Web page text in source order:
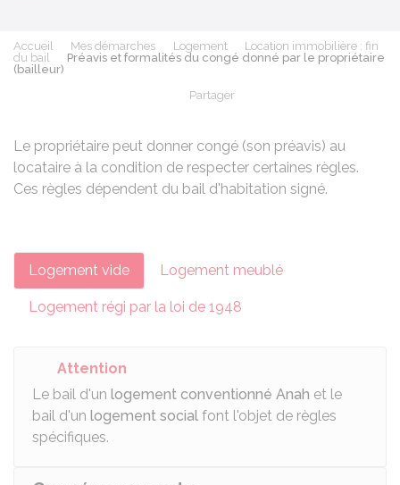
Accueil Mes démarches Logement
Location immobilière : fin
du bail
Préavis et formalités du congé donné par le propriétaire
(bailleur)
Partager
Le propriétaire peut donner congé (son préavis) au
locataire à la condition de respecter certaines règles.
Ces règles dépendent du bail d'habitation signé.
Logement vide Logement meublé
Logement régi par la loi de 1948
Attention
Le bail d'un logement conventionné Anah et le
bail d'un logement social font l'objet de règles
spécifiques.